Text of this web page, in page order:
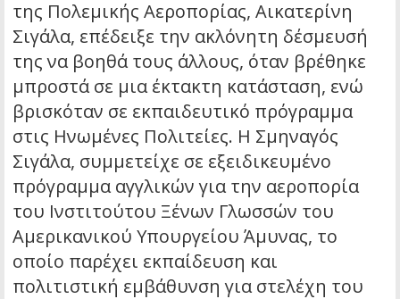
της Πολεμικής Αεροπορίας, Αικατερίνη
Σιγάλα, επέδειξε την ακλόνητη δέσμευσή
της να βοηθά τους άλλους, όταν βρέθηκε
μπροστά σε μια έκτακτη κατάσταση, ενώ
βρισκόταν σε εκπαιδευτικό πρόγραμμα
στις Ηνωμένες Πολιτείες. Η Σμηναγός
Σιγάλα, συμμετείχε σε εξειδικευμένο
πρόγραμμα αγγλικών για την αεροπορία
του Ινστιτούτου Ξένων Γλωσσών του
Αμερικανικού Υπουργείου Άμυνας, το
οποίο παρέχει εκπαίδευση και
πολιτιστική εμβάθυνση για στελέχη του